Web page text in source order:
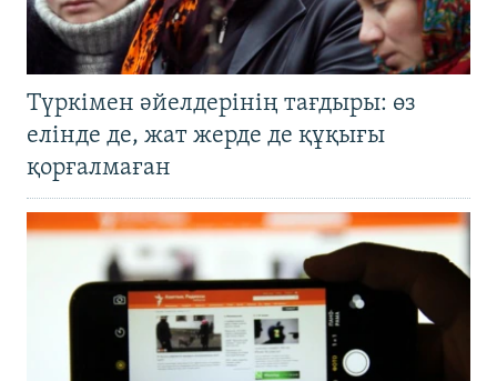
Түркімен әйелдерінің тағдыры: өз
елінде де, жат жерде де құқығы
қорғалмаған